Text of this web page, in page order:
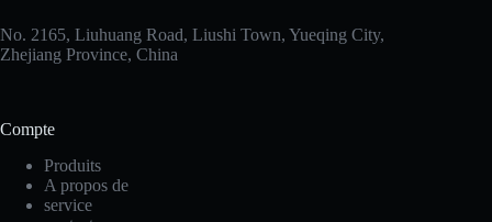
No. 2165, Liuhuang Road, Liushi Town, Yueqing City,
Zhejiang Province, China
Compte
Produits
A propos de
service